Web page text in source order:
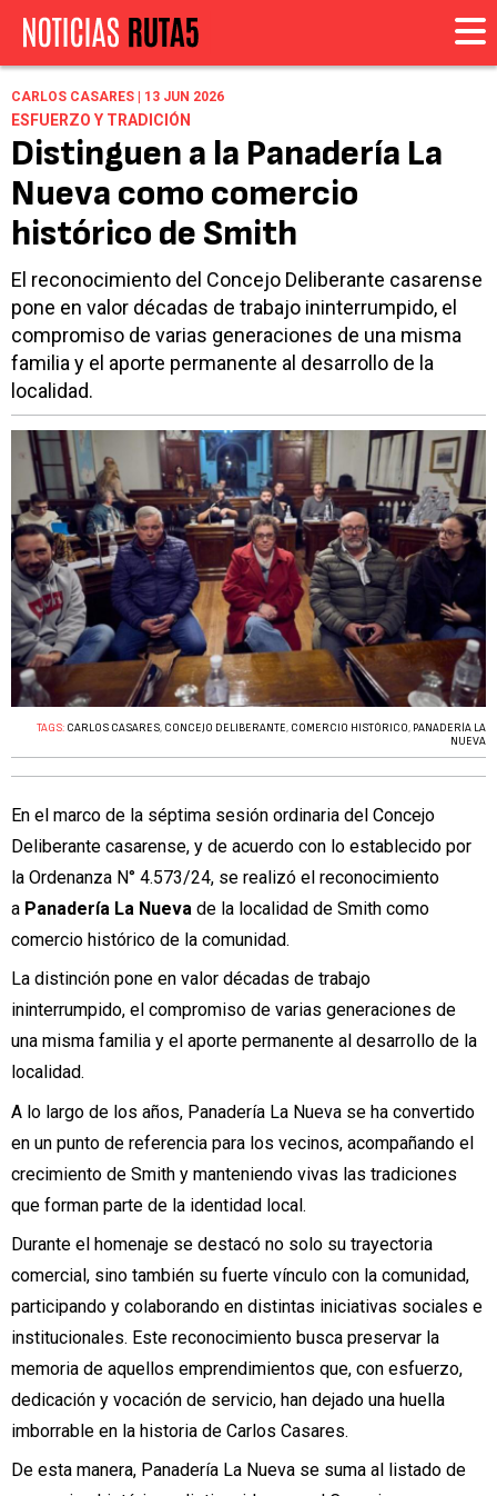
CARLOS CASARES | 13 JUN 2026
ESFUERZO Y TRADICIÓN
Distinguen a la Panadería La
Nueva como comercio
histórico de Smith
El reconocimiento del Concejo Deliberante casarense
pone en valor décadas de trabajo ininterrumpido, el
compromiso de varias generaciones de una misma
familia y el aporte permanente al desarrollo de la
localidad.
TAGS: CARLOS CASARES, CONCEJO DELIBERANTE, COMERCIO HISTÓRICO, PANADERÍA LA
NUEVA
En el marco de la séptima sesión ordinaria del Concejo
Deliberante casarense, y de acuerdo con lo establecido por
la Ordenanza N° 4.573/24, se realizó el reconocimiento
a Panadería La Nueva de la localidad de Smith como
comercio histórico de la comunidad.
La distinción pone en valor décadas de trabajo
ininterrumpido, el compromiso de varias generaciones de
una misma familia y el aporte permanente al desarrollo de la
localidad.
A lo largo de los años, Panadería La Nueva se ha convertido
en un punto de referencia para los vecinos, acompañando el
crecimiento de Smith y manteniendo vivas las tradiciones
que forman parte de la identidad local.
Durante el homenaje se destacó no solo su trayectoria
comercial, sino también su fuerte vínculo con la comunidad,
participando y colaborando en distintas iniciativas sociales e
institucionales. Este reconocimiento busca preservar la
memoria de aquellos emprendimientos que, con esfuerzo,
dedicación y vocación de servicio, han dejado una huella
imborrable en la historia de Carlos Casares.
De esta manera, Panadería La Nueva se suma al listado de